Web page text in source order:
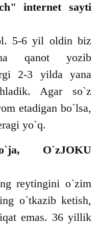
internet sayti
5-6 yil oldin biz
qanot yozib
2-3 yilda yana
Agar so`z
etadigan bo`lsa,
yo`q.
O`zJOKU
reytingini o`zim
o`tkazib ketish,
emas. 36 yillik